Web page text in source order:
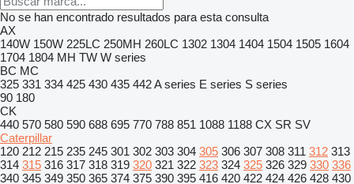
No se han encontrado resultados para esta consulta
AX
140W 150W 225LC 250MH 260LC 1302 1304 1404 1504 1505 1604
1704 1804 MH TW W series
BC MC
325 331 334 425 430 435 442A series E series S series
90 180
CK
440 570 580 590 688 695 770 788 851 1088 1188 CX SR SV
Caterpillar
120 212 215 235 245 301 302 303 304 305 306 307 308 311 312 313
314 315 316 317 318 319 320 321 322 323 324 325 326 329 330 336
340 345 349 350 365 374 375 390 395 416 420 422 424 426 428 430